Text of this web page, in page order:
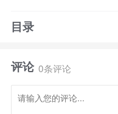
版！
黄飞扬：？？？
那一年，BAT还在互
那一年，米股大崩盘。
目录
评论 0条评论